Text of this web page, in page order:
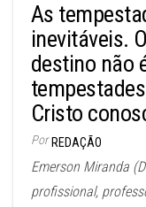
As
inevitáveis.
destino não
Cristo
Por REDAÇÃO
Emerson Miranda
profissional,